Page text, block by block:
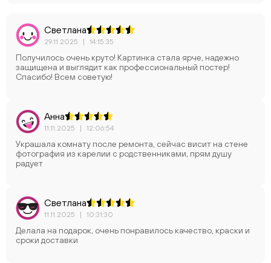
Светлана
29.11.2025 | 14:15:35
Получилось очень круто! Картинка стала ярче, надежно
защищена и выглядит как профессиональный постер!
Спасибо! Всем советую!
Анна
11.11.2025 | 12:06:54
Украшала комнату после ремонта, сейчас висит на стене
фотография из карелии с родственниками, прям душу
радует
Светлана
11.11.2025 | 10:31:30
Делала на подарок, очень понравилось качество, краски и
сроки доставки